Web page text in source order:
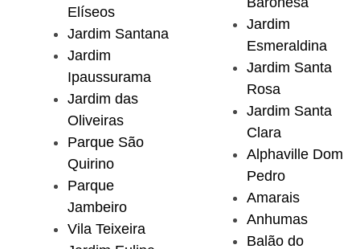
Elíseos
Jardim Santana
Jardim
Ipaussurama
Jardim das
Oliveiras
Parque São
Quirino
Parque
Jambeiro
Vila Teixeira
Jardim
Esmeraldina
Jardim Santa
Rosa
Jardim Santa
Clara
Alphaville Dom
Pedro
Amarais
Anhumas
Balão do